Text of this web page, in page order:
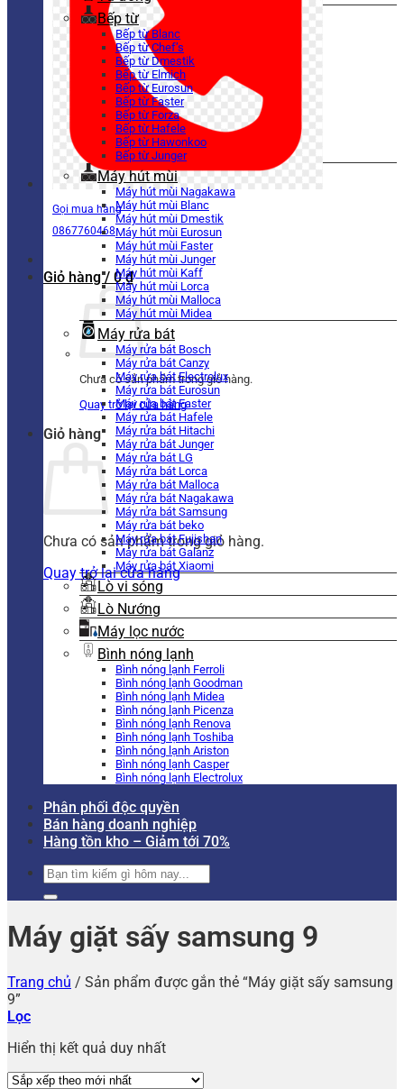
Gọi mua hàng
0867760468
Giỏ hàng / 0₫
Chưa có sản phẩm trong giỏ hàng.
Quay trở lại cửa hàng
Giỏ hàng
Chưa có sản phẩm trong giỏ hàng.
Quay trở lại cửa hàng
Bếp từ
Bếp từ Blanc
Bếp từ Chef’s
Bếp từ Dmestik
Bếp từ Elmich
Bếp từ Eurosun
Bếp từ Faster
Bếp từ Forza
Bếp từ Hafele
Bếp từ Hawonkoo
Bếp từ Junger
Máy hút mùi
Máy hút mùi Nagakawa
Máy hút mùi Blanc
Máy hút mùi Dmestik
Máy hút mùi Eurosun
Máy hút mùi Faster
Máy hút mùi Junger
Máy hút mùi Kaff
Máy hút mùi Lorca
Máy hút mùi Malloca
Máy hút mùi Midea
Máy rửa bát
Máy rửa bát Bosch
Máy rửa bát Canzy
Máy rửa bát Electrolux
Máy rửa bát Eurosun
Máy rửa bát Faster
Máy rửa bát Hafele
Máy rửa bát Hitachi
Máy rửa bát Junger
Máy rửa bát LG
Máy rửa bát Lorca
Máy rửa bát Malloca
Máy rửa bát Nagakawa
Máy rửa bát Samsung
Máy rửa bát beko
Máy rửa bát Fujishan
Máy rửa bát Galanz
Máy rửa bát Xiaomi
Lò vi sóng
Lò Nướng
Máy lọc nước
Bình nóng lạnh
Bình nóng lạnh Ferroli
Bình nóng lạnh Goodman
Bình nóng lạnh Midea
Bình nóng lạnh Picenza
Bình nóng lạnh Renova
Bình nóng lạnh Toshiba
Bình nóng lạnh Ariston
Bình nóng lạnh Casper
Bình nóng lạnh Electrolux
Phân phối độc quyền
Bán hàng doanh nghiệp
Hàng tồn kho – Giảm tới 70%
Tìm
kiếm:
Máy giặt sấy samsung 9
Trang chủ / Sản phẩm được gắn thẻ “Máy giặt sấy samsung
9”
Lọc
Hiển thị kết quả duy nhất